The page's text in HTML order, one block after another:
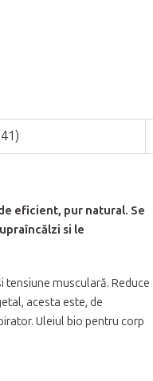
eficient, pur natural. Se
si le
tensiune musculară. Reduce
acesta este, de
Uleiul bio pentru corp